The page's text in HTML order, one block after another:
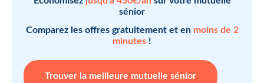
sénior
Comparez les offres gratuitement et en moins de 2
minutes !
Trouver la meilleure mutuelle sénior